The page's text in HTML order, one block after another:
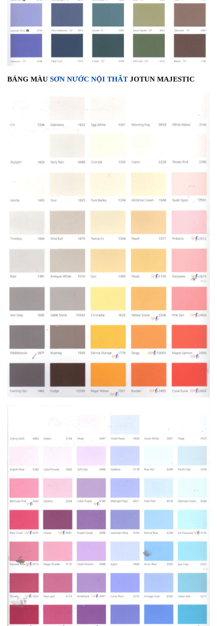
BẢNG MÀU SƠN NƯỚC NỘI THẤT JOTUN MAJESTIC